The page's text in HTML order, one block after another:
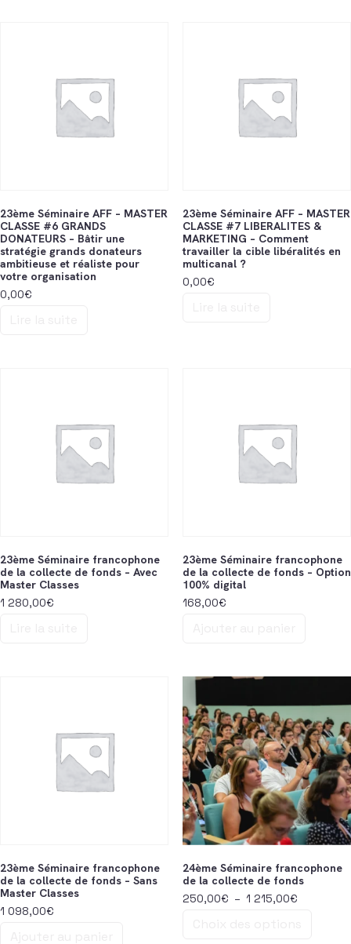
23ème Séminaire AFF – MASTER
CLASSE #6 GRANDS
DONATEURS – Bâtir une
stratégie grands donateurs
ambitieuse et réaliste pour
votre organisation
0,00€
23ème Séminaire AFF – MASTER
CLASSE #7 LIBERALITES &
MARKETING – Comment
travailler la cible libéralités en
multicanal ?
0,00€
23ème Séminaire francophone
de la collecte de fonds – Avec
Master Classes
1 280,00€
23ème Séminaire francophone
de la collecte de fonds – Option
100% digital
168,00€
23ème Séminaire francophone
de la collecte de fonds – Sans
Master Classes
1 098,00€
24ème Séminaire francophone
de la collecte de fonds
250,00€ – 1 215,00€Plage de